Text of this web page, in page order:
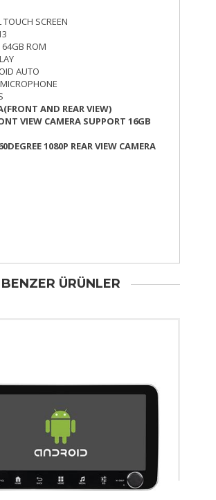
TOUCH SCREEN
ROM
AUTO
AND REAR VIEW)
VIEW CAMERA SUPPORT 16GB
1080P REAR VIEW CAMERA
BENZER ÜRÜNLER